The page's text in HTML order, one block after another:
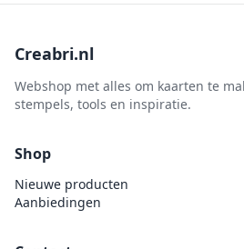
Creabri.nl
Webshop met alles om kaarten te
stempels, tools en inspiratie.
Shop
Nieuwe producten
Aanbiedingen